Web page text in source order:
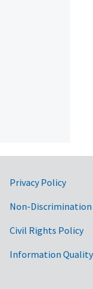
Privacy Policy
Non-
Civil Rights Policy
Information Quality